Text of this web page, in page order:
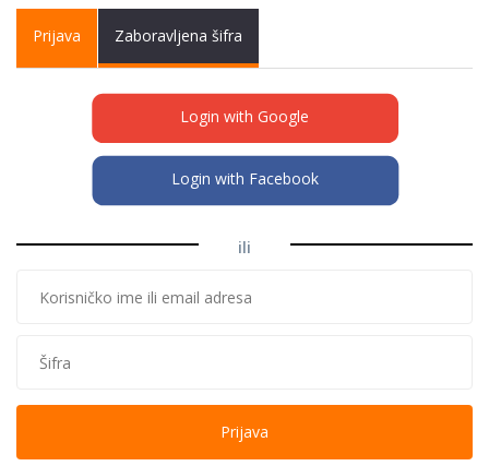
Primary tabs
Prijava (activeZaboravljena šifra
Login with Google
Login with Facebook
ili